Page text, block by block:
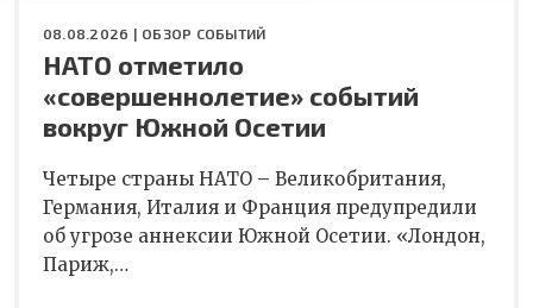
08.08.2026 | ОБЗОР СОБЫТИЙ
НАТО отметило
«совершеннолетие» событий
вокруг Южной Осетии
Четыре страны НАТО – Великобритания,
Германия, Италия и Франция предупредили
об угрозе аннексии Южной Осетии. «Лондон,
Париж,…